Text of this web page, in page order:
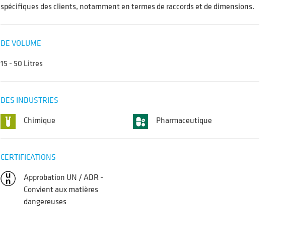
spécifiques des clients, notamment en termes de raccords et de dimensions.
DE VOLUME
15 - 50 Litres
DES INDUSTRIES
Chimique
Pharmaceutique
CERTIFICATIONS
Approbation UN / ADR -
Convient aux matières
dangereuses